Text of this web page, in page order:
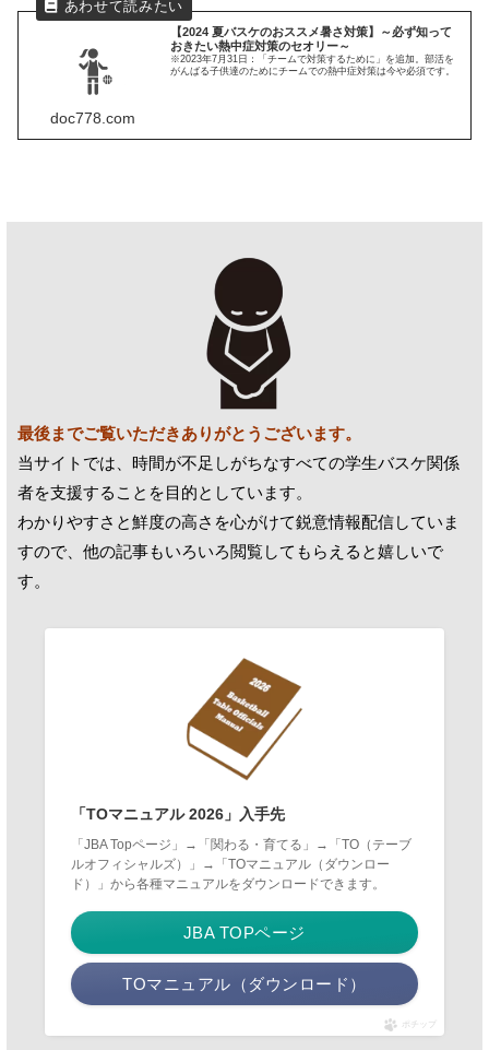
【2024 夏バスケのおススメ暑さ対策】～必ず知って
おきたい熱中症対策のセオリー～
※2023年7月31日：「チームで対策するために」を追加。部活を
がんばる子供達のためにチームでの熱中症対策は今や必須です。
doc778.com
最後までご覧いただきありがとうございます。
当サイトでは、時間が不足しがちなすべての学生バスケ関係
者を支援することを目的としています。
わかりやすさと鮮度の高さを心がけて鋭意情報配信していま
すので、他の記事もいろいろ閲覧してもらえると嬉しいで
す。
「TOマニュアル 2026」入手先
「JBA Topページ」→「関わる・育てる」→「TO（テーブ
ルオフィシャルズ）」→「TOマニュアル（ダウンロー
ド）」から各種マニュアルをダウンロードできます。
JBA TOPページ
TOマニュアル（ダウンロード）
ポチップ